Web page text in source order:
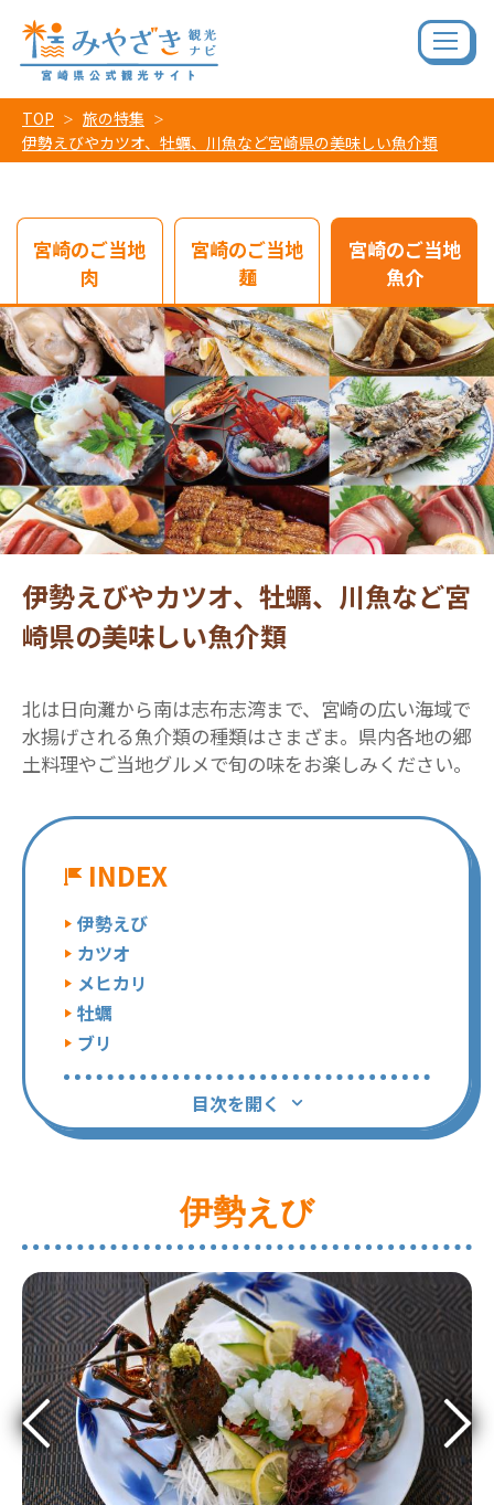
TOP
旅の特集
伊勢えびやカツオ、牡蠣、川魚など宮崎県の美味しい魚介類
宮崎のご当地
肉
宮崎のご当地
麺
宮崎のご当地
魚介
伊勢えびやカツオ、牡蠣、川魚など宮
崎県の美味しい魚介類
北は日向灘から南は志布志湾まで、宮崎の広い海域で
水揚げされる魚介類の種類はさまざま。県内各地の郷
土料理やご当地グルメで旬の味をお楽しみください。
目次を開く
INDEX
伊勢えび
カツオ
メヒカリ
牡蠣
ブリ
伊勢えび